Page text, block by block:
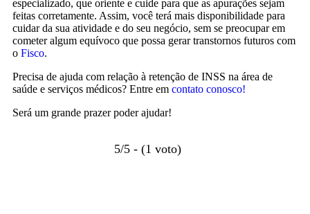
especializado, que oriente e cuide para que as apurações sejam
feitas corretamente. Assim, você terá mais disponibilidade para
cuidar da sua atividade e do seu negócio, sem se preocupar em
cometer algum equívoco que possa gerar transtornos futuros com
o Fisco.
Precisa de ajuda com relação à retenção de INSS na área de
saúde e serviços médicos? Entre em contato conosco!
Será um grande prazer poder ajudar!
5/5 - (1 voto)